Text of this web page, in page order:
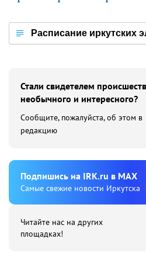
Расписание иркутских
Стали свидетелем
необычного и интересного?
Сообщите, пожалуйста, об этом в
редакцию
Подпишиcь на IRK.ru в MAX
Cамые свежие новости Иркутска
Читайте нас на других
площадках!